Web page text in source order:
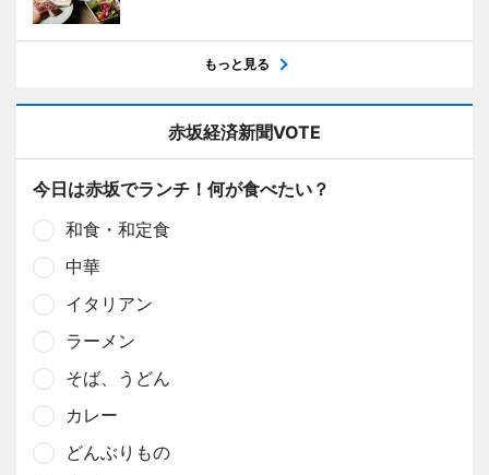
もっと見る
赤坂経済新聞VOTE
今日は赤坂でランチ！何が食べたい？
和食・和定食
中華
イタリアン
ラーメン
そば、うどん
カレー
どんぶりもの